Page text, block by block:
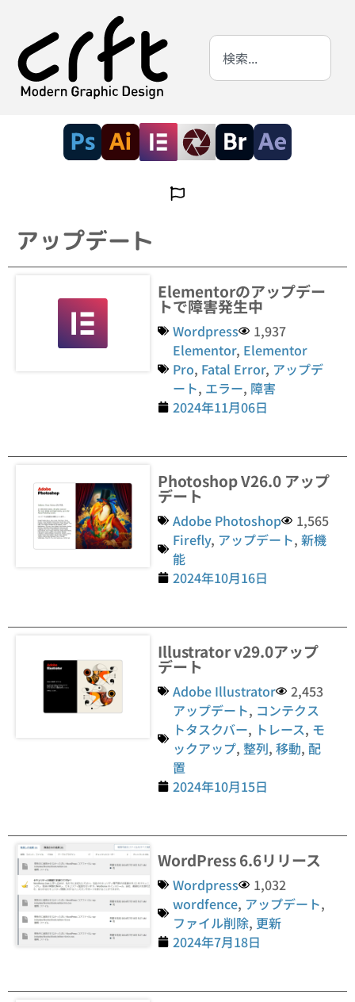
アップデート
Elementorのアップデー
トで障害発生中
Wordpress
1,937
Elementor, Elementor
Pro, Fatal Error, アップデ
ート, エラー, 障害
2024年11月06日
Photoshop V26.0 アップ
デート
Adobe Photoshop
1,565
Firefly, アップデート,新機
能
2024年10月16日
Illustrator v29.0アップ
デート
Adobe Illustrator
2,453
アップデート, コンテクス
トタスクバー, トレース, モ
ックアップ, 整列,移動,配
置
2024年10月15日
WordPress 6.6リリース
Wordpress
1,032
wordfence, アップデート,
ファイル削除, 更新
2024年7月18日